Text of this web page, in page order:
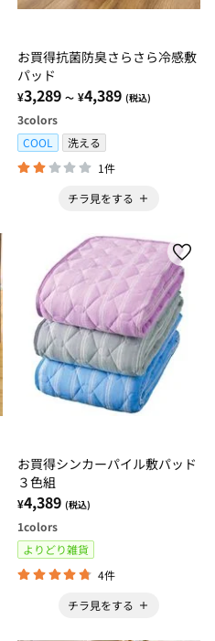
お買得抗菌防臭さらさら冷感敷
パッド
¥3,289 ～ ¥4,389 (税込)
3colors
COOL
洗える
1件
チラ見をする
お買得シンカーパイル敷パッド
３色組
¥4,389 (税込)
1colors
よりどり雑貨
4件
チラ見をする